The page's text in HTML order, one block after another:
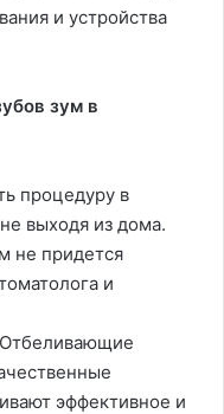
и устройства
зум в
процедуру в
выходя из дома.
не придется
и
Отбеливающие
эффективное и